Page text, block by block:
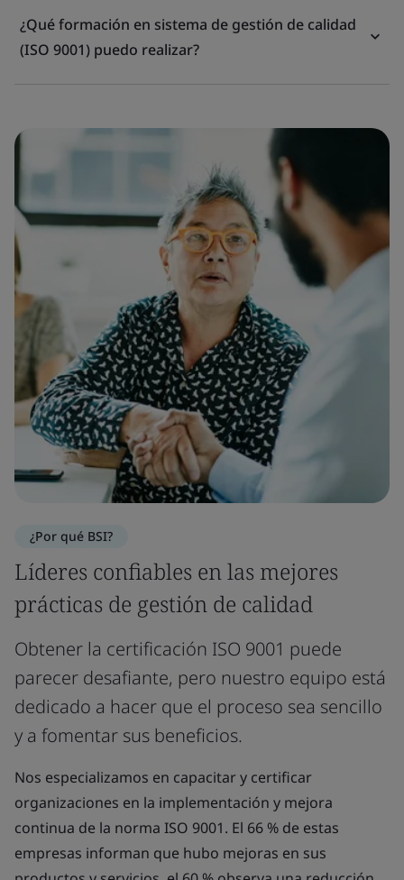
¿Qué formación en sistema de gestión de calidad
(ISO 9001) puedo realizar?
¿Por qué BSI?
Líderes confiables en las mejores
prácticas de gestión de calidad
Obtener la certificación ISO 9001 puede
parecer desafiante, pero nuestro equipo está
dedicado a hacer que el proceso sea sencillo
y a fomentar sus beneficios.
Nos especializamos en capacitar y certificar
organizaciones en la implementación y mejora
continua de la norma ISO 9001. El 66 % de estas
empresas informan que hubo mejoras en sus